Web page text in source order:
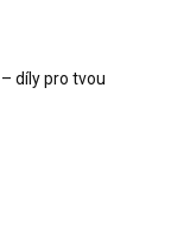
díly pro tvou